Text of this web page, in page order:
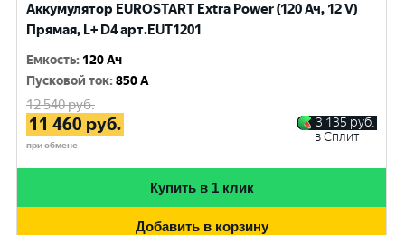
Аккумулятор EUROSTART Extra Power (120 Ач, 12 V)
Прямая, L+ D4 арт.EUT1201
Емкость: 120 Ач
Пусковой ток:850 A
12 540руб.
11 460 руб.
при обмене
3 135 руб.
в Сплит
Купить в 1 клик
Добавить в корзину